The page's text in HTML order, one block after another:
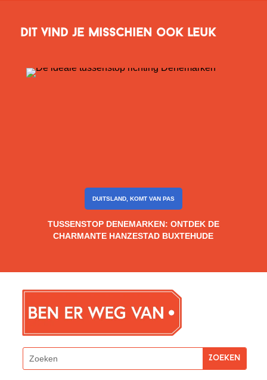
Dit vind je misschien ook leuk
TUSSENSTOP DENEMARKEN: ONTDEK DE
CHARMANTE HANZESTAD BUXTEHUDE
DUITSLAND, KOMT VAN PAS